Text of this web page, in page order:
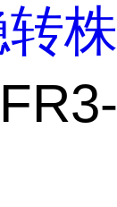
株